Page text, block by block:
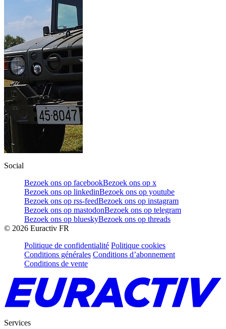
Social
Bezoek ons op facebookBezoek ons op x
Bezoek ons op linkedinBezoek ons op youtube
Bezoek ons op rss-feedBezoek ons op instagram
Bezoek ons op mastodonBezoek ons op telegram
Bezoek ons op blueskyBezoek ons op threads
© 2026 Euractiv FR
Politique de confidentialité Politique cookies
Conditions générales Conditions d’abonnement
Conditions de vente
Services